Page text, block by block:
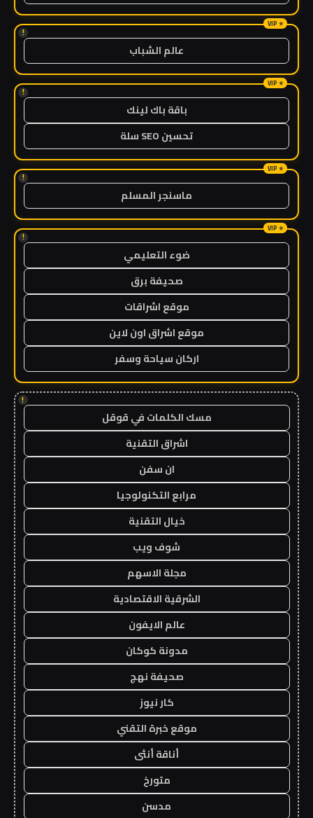
!
عالم الشباب
!
باقة باك لينك
تحسين SEO سلة
!
ماسنجر المسلم
!
ضوء التعليمي
صحيفة برق
موقع اشراقات
موقع اشراق اون لاين
اركان سياحة وسفر
!
مسك الكلمات في قوقل
اشراق التقنية
ان سفن
مرابع التكنولوجيا
خيال التقنية
شوف ويب
مجلة الاسهم
الشرقية الاقتصادية
عالم الايفون
مدونة كوكان
صحيفة نهج
كار نيوز
موقع خبرة التقني
أناقة أنثى
متورخ
مدسن